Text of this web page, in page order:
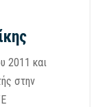
2011 και
στην